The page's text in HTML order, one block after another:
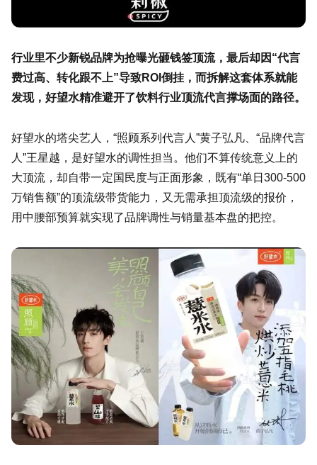
行业里不少新锐品牌为抢曝光砸钱签顶流，最后却因“代言
费过高、转化跟不上”导致ROI倒挂，而拆解这套体系就能
发现，好望水精准避开了饮料行业顶流代言撑场面的路径。
好望水的塔尖艺人，“照顾系列代言人”黄子弘凡、“品牌代言
人”王星越，是好望水的调性担当。他们不算传统意义上的
大顶流，却自带一定国民度与正面形象，既有“单日300-500
万销售额”的顶流级带货能力，又无需承担顶流级的报价，
用中腰部预算就实现了品牌调性与销量基本盘的把控。